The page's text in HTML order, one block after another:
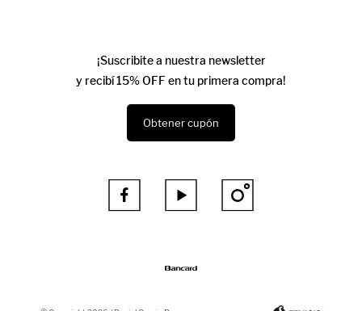
¡Suscribite a nuestra newsletter
y recibí 15% OFF en tu primera compra!
Obtener cupón
  